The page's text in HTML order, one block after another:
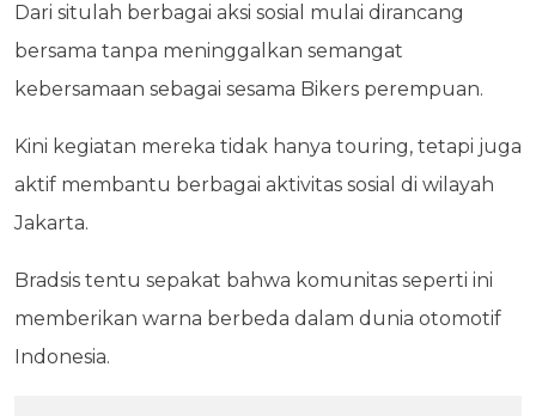
Dari situlah berbagai aksi sosial mulai dirancang
bersama tanpa meninggalkan semangat
kebersamaan sebagai sesama Bikers perempuan.
Kini kegiatan mereka tidak hanya touring, tetapi juga
aktif membantu berbagai aktivitas sosial di wilayah
Jakarta.
Bradsis tentu sepakat bahwa komunitas seperti ini
memberikan warna berbeda dalam dunia otomotif
Indonesia.